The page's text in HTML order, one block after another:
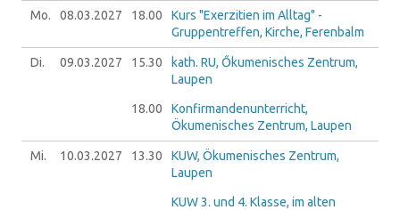
Mo. 08.03.2027 18.00
Kurs "Exerzitien im Alltag" -
Gruppentreffen, Kirche, Ferenbalm
Di. 09.03.2027 15.30
kath. RU, Őkumenisches Zentrum,
Laupen
18.00
Konfirmandenunterricht,
Ökumenisches Zentrum, Laupen
Mi. 10.03.2027 13.30
KUW, Ökumenisches Zentrum,
Laupen
KUW 3. und 4. Klasse, im alten